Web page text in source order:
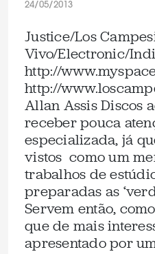
24/05/2013
Justice/Los
Vivo/Electronic/
http://
http://
Allan Assis Discos
receber pouca
especializada, já
vistos como um
trabalhos de
preparadas as
Servem então,
que de mais
apresentado por